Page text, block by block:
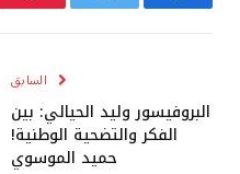
فيسبوك تويتر
السابق
البروفيسور وليد الحيالي: بين
الفكر والتضحية الوطنية!
حميد الموسوي